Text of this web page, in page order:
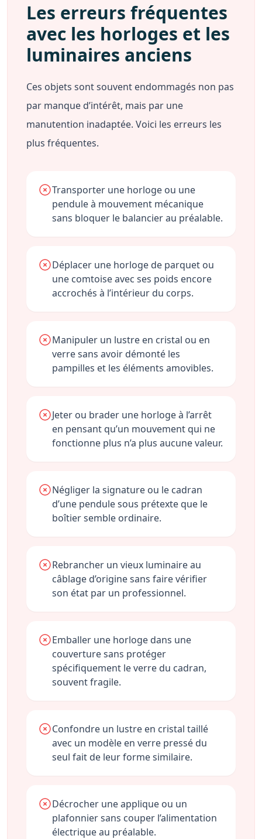
Les erreurs fréquentes
avec les horloges et les
luminaires anciens
Ces objets sont souvent endommagés non pas
par manque d’intérêt, mais par une
manutention inadaptée. Voici les erreurs les
plus fréquentes.
Transporter une horloge ou une
pendule à mouvement mécanique
sans bloquer le balancier au préalable.
Déplacer une horloge de parquet ou
une comtoise avec ses poids encore
accrochés à l’intérieur du corps.
Manipuler un lustre en cristal ou en
verre sans avoir démonté les
pampilles et les éléments amovibles.
Jeter ou brader une horloge à l’arrêt
en pensant qu’un mouvement qui ne
fonctionne plus n’a plus aucune valeur.
Négliger la signature ou le cadran
d’une pendule sous prétexte que le
boîtier semble ordinaire.
Rebrancher un vieux luminaire au
câblage d’origine sans faire vérifier
son état par un professionnel.
Emballer une horloge dans une
couverture sans protéger
spécifiquement le verre du cadran,
souvent fragile.
Confondre un lustre en cristal taillé
avec un modèle en verre pressé du
seul fait de leur forme similaire.
Décrocher une applique ou un
plafonnier sans couper l’alimentation
électrique au préalable.